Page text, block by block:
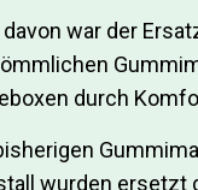
davon war der
durch
wurden ersetzt